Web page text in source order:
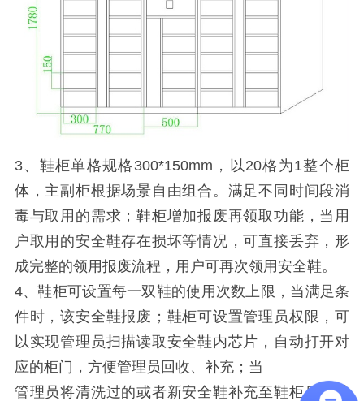
3、鞋柜单格规格300*150mm，以20格为1整个柜
体，主副柜根据场景自由组合。满足不同时间段消
毒与取用的需求；鞋柜增加报废再领取功能，当用
户取用的安全鞋存在损坏等情况，可直接丢弃，形
成完整的领用报废流程，用户可再次领用安全鞋。
4、鞋柜可设置每一双鞋的使用次数上限，当满足条
件时，该安全鞋报废；鞋柜可设置管理员权限，可
以实现管理员扫描读取安全鞋内芯片，自动打开对
应的柜门，方便管理员回收、补充；当
管理员将清洗过的或者新安全鞋补充至鞋柜后，鞋